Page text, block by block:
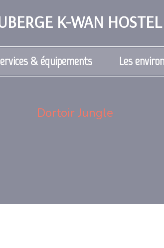
K-WAN HOSTEL
& équipements Les
Dortoir Jungle